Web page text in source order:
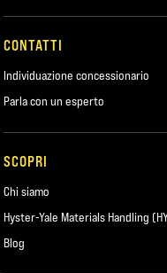
CONTATTI
Individuazione concessionario
Parla con un esperto
SCOPRI
Chi siamo
Hyster-Yale Materials Handling
Blog